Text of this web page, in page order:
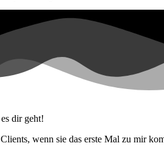
dir geht!
wenn sie das erste Mal zu mir